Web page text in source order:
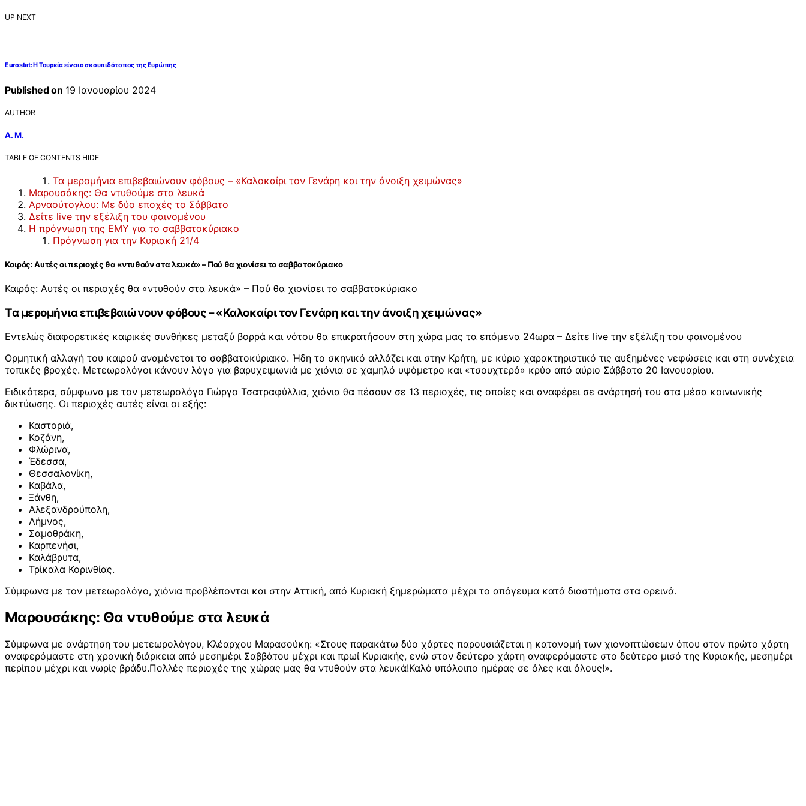
UP NEXT
Eurostat: Η Τουρκία είναι ο σκουπιδότοπος της Ευρώπης
Published on 19 Ιανουαρίου 2024
AUTHOR
Α. Μ.
TABLE OF CONTENTS HIDE
Τα μερομήνια επιβεβαιώνουν φόβους – «Καλοκαίρι τον Γενάρη και την άνοιξη χειμώνας»
Μαρουσάκης: Θα ντυθούμε στα λευκά
Αρναούτογλου: Με δύο εποχές το Σάββατο
Δείτε live την εξέλιξη του φαινομένου
Η πρόγνωση της ΕΜΥ για το σαββατοκύριακο
Πρόγνωση για την Κυριακή 21/4
Καιρός: Αυτές οι περιοχές θα «ντυθούν στα λευκά» – Πού θα χιονίσει το σαββατοκύριακο
Καιρός: Αυτές οι περιοχές θα «ντυθούν στα λευκά» – Πού θα χιονίσει το σαββατοκύριακο
Τα μερομήνια επιβεβαιώνουν φόβους – «Καλοκαίρι τον Γενάρη και την άνοιξη χειμώνας»
Εντελώς διαφορετικές καιρικές συνθήκες μεταξύ βορρά και νότου θα επικρατήσουν στη χώρα μας τα επόμενα 24ωρα – Δείτε live την εξέλιξη του φαινομένου
Ορμητική αλλαγή του καιρού αναμένεται το σαββατοκύριακο. Ήδη το σκηνικό αλλάζει και στην Κρήτη, με κύριο χαρακτηριστικό τις αυξημένες νεφώσεις και στη συνέχεια
τοπικές βροχές. Μετεωρολόγοι κάνουν λόγο για βαρυχειμωνιά με χιόνια σε χαμηλό υψόμετρο και «τσουχτερό» κρύο από αύριο Σάββατο 20 Ιανουαρίου.
Ειδικότερα, σύμφωνα με τον μετεωρολόγο Γιώργο Τσατραφύλλια, χιόνια θα πέσουν σε 13 περιοχές, τις οποίες και αναφέρει σε ανάρτησή του στα μέσα κοινωνικής
δικτύωσης. Οι περιοχές αυτές είναι οι εξής:
Καστοριά,
Κοζάνη,
Φλώρινα,
Έδεσσα,
Θεσσαλονίκη,
Καβάλα,
Ξάνθη,
Αλεξανδρούπολη,
Λήμνος,
Σαμοθράκη,
Καρπενήσι,
Καλάβρυτα,
Τρίκαλα Κορινθίας.
Σύμφωνα με τον μετεωρολόγο, χιόνια προβλέπονται και στην Αττική, από Κυριακή ξημερώματα μέχρι το απόγευμα κατά διαστήματα στα ορεινά.
Μαρουσάκης: Θα ντυθούμε στα λευκά
Σύμφωνα με ανάρτηση του μετεωρολόγου, Κλέαρχου Μαρασούκη: «Στους παρακάτω δύο χάρτες παρουσιάζεται η κατανομή των χιονοπτώσεων όπου στον πρώτο χάρτη
αναφερόμαστε στη χρονική διάρκεια από μεσημέρι Σαββάτου μέχρι και πρωί Κυριακής, ενώ στον δεύτερο χάρτη αναφερόμαστε στο δεύτερο μισό της Κυριακής, μεσημέρι
περίπου μέχρι και νωρίς βράδυ.Πολλές περιοχές της χώρας μας θα ντυθούν στα λευκά!Καλό υπόλοιπο ημέρας σε όλες και όλους!».